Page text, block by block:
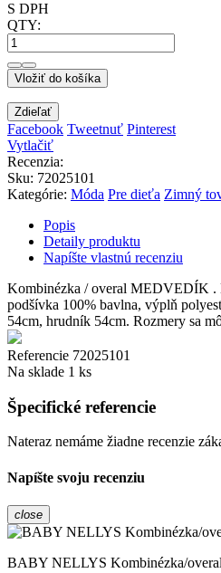
S DPH
QTY:
Vložiť do košíka
Zdieľať
Facebook Tweetnuť Pinterest
Vytlačiť
Recenzia:
Sku: 72025101
Kategórie: Móda Pre dieťa Zimný
Popis
Detaily produktu
Napíšte vlastnú recenziu
Kombinézka / overal MEDVEDÍK .
podšívka 100% bavlna, výplň
54cm, hrudník 54cm. Rozmery sa
Referencie 72025101
Na sklade 1 ks
Špecifické referencie
Nateraz nemáme žiadne recenzie
Napíšte svoju recenziu
close
BABY NELLYS Kombinézka/